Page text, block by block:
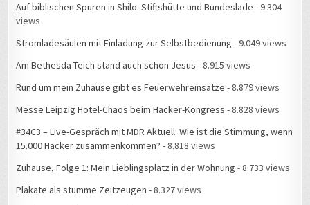
Auf biblischen Spuren in Shilo: Stiftshütte und Bundeslade - 9.304
views
Stromladesäulen mit Einladung zur Selbstbedienung - 9.049 views
Am Bethesda-Teich stand auch schon Jesus - 8.915 views
Rund um mein Zuhause gibt es Feuerwehreinsätze - 8.879 views
Messe Leipzig Hotel-Chaos beim Hacker-Kongress - 8.828 views
#34C3 – Live-Gespräch mit MDR Aktuell: Wie ist die Stimmung, wenn
15.000 Hacker zusammenkommen? - 8.818 views
Zuhause, Folge 1: Mein Lieblingsplatz in der Wohnung - 8.733 views
Plakate als stumme Zeitzeugen - 8.327 views